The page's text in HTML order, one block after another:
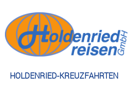
HOLDENRIED-KREUZFAHRTEN